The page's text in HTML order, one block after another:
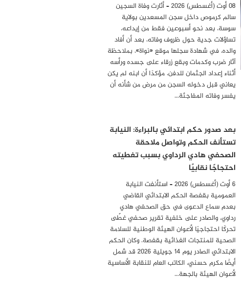
08 أوت (أغسطس) 2026 – أثارت وفاة السجين
سالم كرموص داخل سجن المسعدين بولاية
سوسة، بعد نحو أسبوعين فقط من إيداعه،
تساؤلات جدية حول ظروف وفاته، بعد أن أفاد
والده، في شهادة سجلها موقع «نواة»، بملاحظة
آثار ضرب وكدمات وبقع زرقاء على جسده ورأسه
أثناء إعداد الجثمان للدفن، مؤكدًا أن ابنه لم يكن
يعاني قبل دخوله السجن من مرض من شأنه أن
يفسر وفاته المفاجئة…
بعد صدور حكم ابتدائي بالبراءة: النيابة
تستأنف الحكم وتواصل ملاحقة
الصحفي هادي الرداوي بسبب تغطيته
احتجاجًا نقابيًا
6 أوت (أغسطس) 2026 – استأنفت النيابة
العمومية بقفصة الحكم الابتدائي القاضي
بعدم سماع الدعوى في حق الصحفي هادي
رداوي، والصادر على خلفية تقرير صحفي غطّى
تحركًا احتجاجيًا لأعوان الهيئة الوطنية للسلامة
الصحية للمنتجات الغذائية بقفصة. وكان الحكم
الابتدائي الصادر يوم 14 جويلية 2026 قد شمل
أيضًا مكرم حسني، الكاتب العام للنقابة الأساسية
لأعوان الهيئة بالجهة…